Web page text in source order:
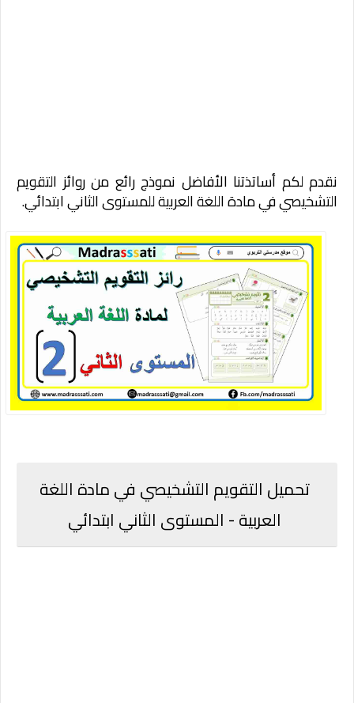
نقدم لكم أساتذتنا الأفاضل نموذج رائع من روائز التقويم
التشخيصي في مادة اللغة العربية للمستوى الثاني ابتدائي.
تحميل التقويم التشخيصي في مادة اللغة
العربية - المستوى الثاني ابتدائي